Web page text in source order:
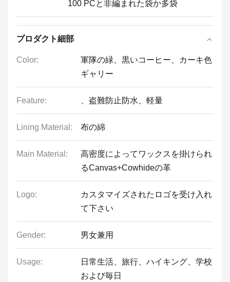
100 PCと非編まれた袋か多袋
プロダクト細部
Color:
軍隊の緑、黒いコーヒー、カーキ色
ギャリー
Feature: 、盗難防止防水、軽量
Lining Material: 布の綿
Main Material:
高密度によってワックスを掛けられ
るCanvas+Cowhideの革
Logo:
カスタマイズされたロゴを受け入れ
て下さい
Gender: 男女兼用
Usage:
日常生活、旅行、ハイキング、学校
および毎日